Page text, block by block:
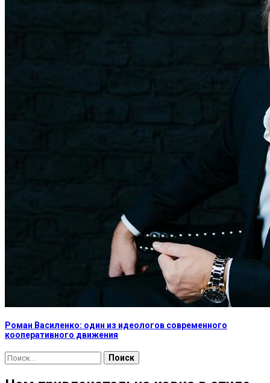
Роман Василенко: один из идеологов современного
кооперативного движения
Найти: